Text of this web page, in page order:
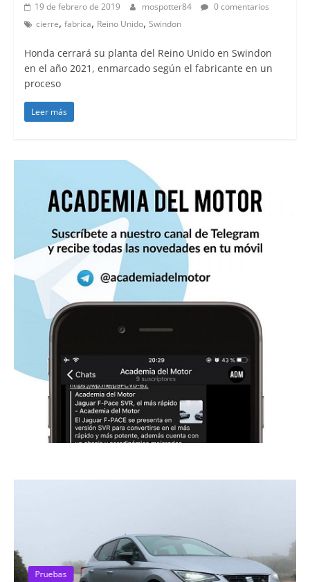
19 de febrero de 2019 mospotter84
0 comentarios
cierre, fabrica, Reino Unido, Swindon
Honda cerrará su planta del Reino Unido en Swindon
en el año 2021, enmarcado según el fabricante en un
proceso
Leer más
Pruebas